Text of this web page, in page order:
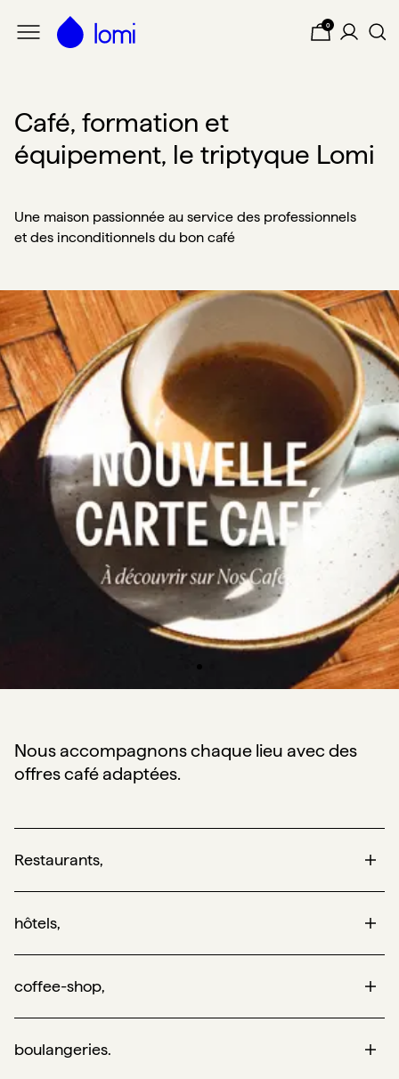
0
Café, formation et
équipement, le triptyque Lomi
Une maison passionnée au service des professionnels
et des inconditionnels du bon café
Nous accompagnons chaque lieu avec des
offres café adaptées.
Restaurants,
hôtels,
coffee-shop,
boulangeries.